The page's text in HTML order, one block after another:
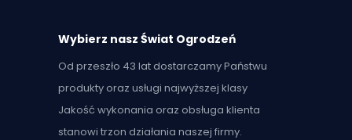
Wybierz nasz Świat Ogrodzeń
Od przeszło 43 lat dostarczamy Państwu
produkty oraz usługi najwyższej klasy
Jakość wykonania oraz obsługa klienta
stanowi trzon działania naszej firmy.